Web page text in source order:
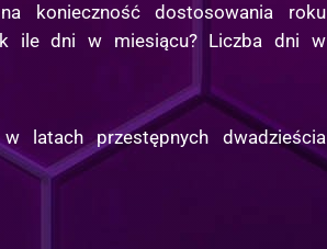
konieczność dostosowania roku
ile dni w miesiącu? Liczba dni w
latach przestępnych dwadzieścia